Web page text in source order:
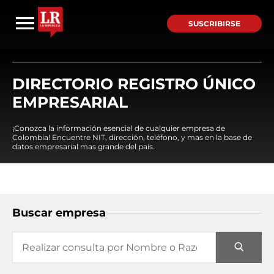
SUSCRIBIRSE
DIRECTORIO REGISTRO ÚNICO
EMPRESARIAL
¡Conozca la información esencial de cualquier empresa de
Colombia! Encuentre NIT, dirección, teléfono, y mas en la base de
datos empresarial mas grande del país.
Buscar empresa